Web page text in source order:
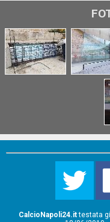
CalcioNapoli24.ittestata